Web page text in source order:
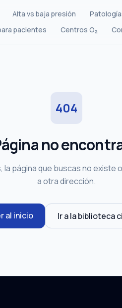
Alta vs baja presión
pacientes Centros O₂
404
no
la página que buscas no existe
a otra dirección.
al inicio Ir a la biblioteca